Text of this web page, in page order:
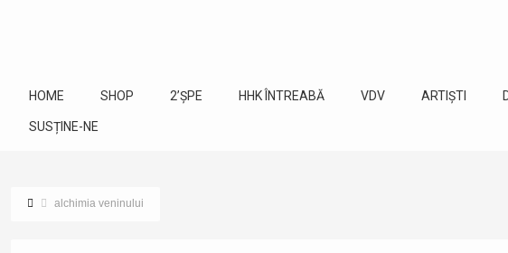
HOME SHOP 2’ȘPE HHK ÎNTREABĂ VDV ARTIȘTI
SUSȚINE-NE
alchimia veninului